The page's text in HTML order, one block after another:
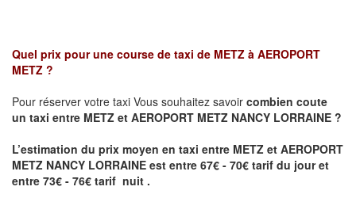
Quel prix pour une course de taxi de METZ à AEROPORT
METZ ?
Pour réserver votre taxi Vous souhaitez savoir combien coute
un taxi entre METZ et AEROPORT METZ NANCY LORRAINE ?
L’estimation du prix moyen en taxi entre METZ et AEROPORT
METZ NANCY LORRAINE est entre 67€ - 70€ tarif du jour et
entre 73€ - 76€ tarif nuit .